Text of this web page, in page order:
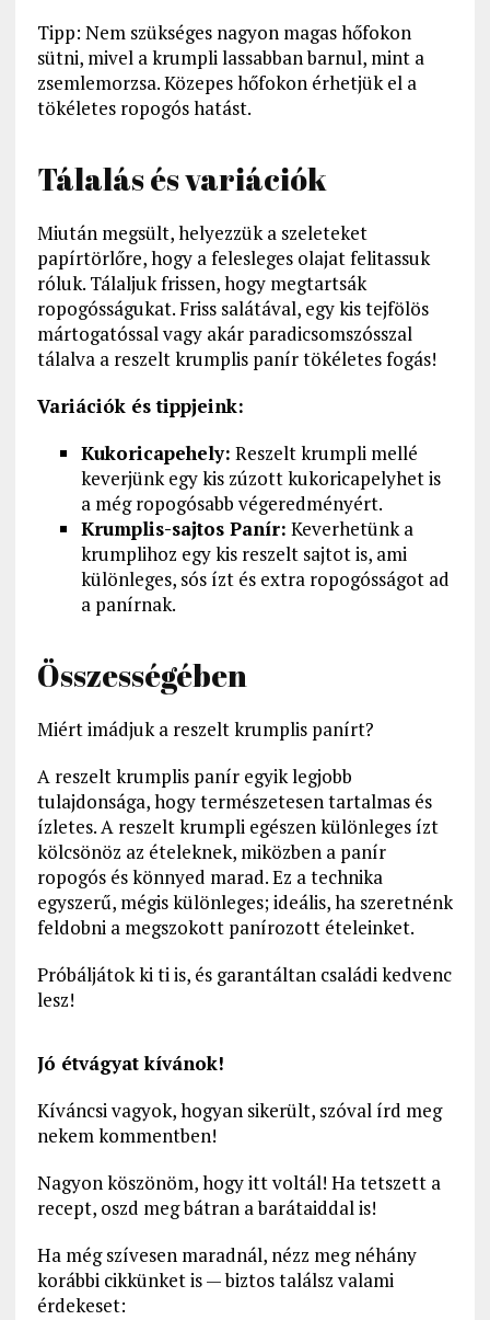
Tipp: Nem szükséges nagyon magas hőfokon
sütni, mivel a krumpli lassabban barnul, mint a
zsemlemorzsa. Közepes hőfokon érhetjük el a
tökéletes ropogós hatást.
Tálalás és variációk
Miután megsült, helyezzük a szeleteket
papírtörlőre, hogy a felesleges olajat felitassuk
róluk. Tálaljuk frissen, hogy megtartsák
ropogósságukat. Friss salátával, egy kis tejfölös
mártogatóssal vagy akár paradicsomszósszal
tálalva a reszelt krumplis panír tökéletes fogás!
Variációk és tippjeink:
Kukoricapehely: Reszelt krumpli mellé
keverjünk egy kis zúzott kukoricapelyhet is
a még ropogósabb végeredményért.
Krumplis-sajtos Panír: Keverhetünk a
krumplihoz egy kis reszelt sajtot is, ami
különleges, sós ízt és extra ropogósságot ad
a panírnak.
Összességében
Miért imádjuk a reszelt krumplis panírt?
A reszelt krumplis panír egyik legjobb
tulajdonsága, hogy természetesen tartalmas és
ízletes. A reszelt krumpli egészen különleges ízt
kölcsönöz az ételeknek, miközben a panír
ropogós és könnyed marad. Ez a technika
egyszerű, mégis különleges; ideális, ha szeretnénk
feldobni a megszokott panírozott ételeinket.
Próbáljátok ki ti is, és garantáltan családi kedvenc
lesz!
Jó étvágyat kívánok!
Kíváncsi vagyok, hogyan sikerült, szóval írd meg
nekem kommentben!
Nagyon köszönöm, hogy itt voltál! Ha tetszett a
recept, oszd meg bátran a barátaiddal is!
Ha még szívesen maradnál, nézz meg néhány
korábbi cikkünket is — biztos találsz valami
érdekeset: